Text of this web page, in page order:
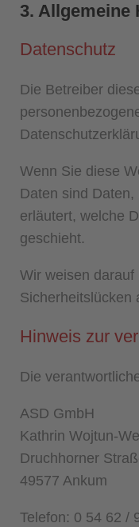
3. Allgemeine
Datenschutz
Die Betreiber
Wenn Sie diese
Daten sind
erläutert, welche
geschieht.
Wir weisen
Sicherheitslücken
Hinweis zur
Die
ASD GmbH
Kathrin Wojtun-
Druchhorner
49577 Ankum
Telefon: 0 54 62 /